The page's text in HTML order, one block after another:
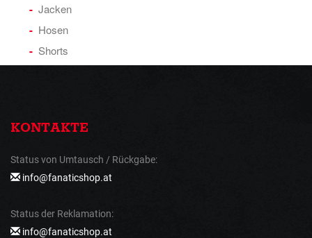
Jacken
Hosen
Shorts
KONTAKTE
Status von Umtausch / Rückgabe:
info@fanaticshop.at
Status der Reklamation:
info@fanaticshop.at